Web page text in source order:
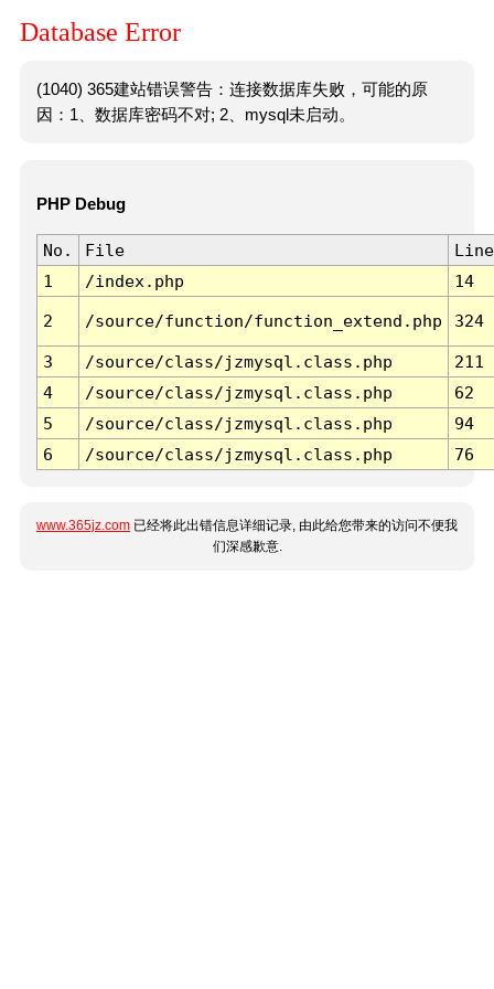
Database Error
(1040) 365建站错误警告：连接数据库失败，可能的原
因：1、数据库密码不对; 2、mysql未启动。
PHP Debug
No. File
Line
1
/index.php 14
2 /source/function/function_extend.php 324
3 /source/class/jzmysql.class.php
211
4
/source/class/jzmysql.class.php
62
5
/source/class/jzmysql.class.php
94
6
/source/class/jzmysql.class.php 76
www.365jz.com 已经将此出错信息详细记录, 由此给您带来的访问不便我
们深感歉意.